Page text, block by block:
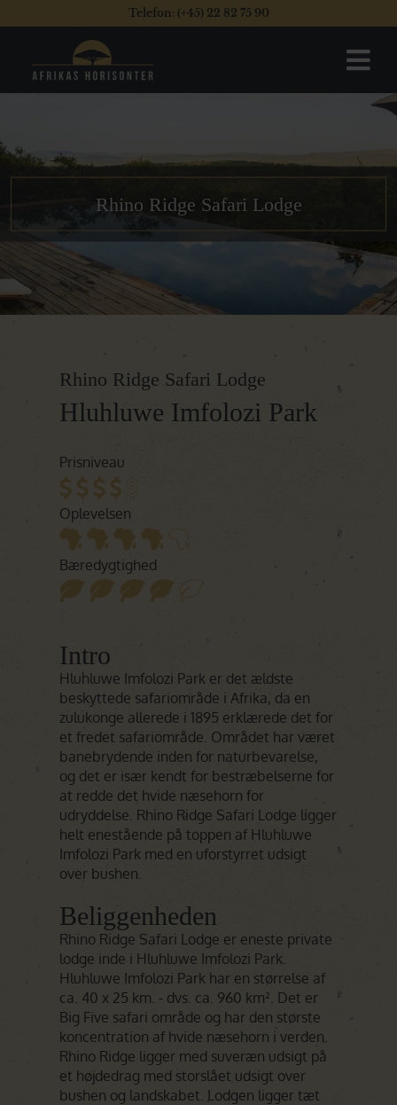
Telefon: (+45) 22 82 75 90
Rhino Ridge Safari Lodge
Rhino Ridge Safari Lodge
Hluhluwe Imfolozi Park
Prisniveau
Oplevelsen
Bæredygtighed
Intro
Hluhluwe Imfolozi Park er det ældste
beskyttede safariområde i Afrika, da en
zulukonge allerede i 1895 erklærede det for
et fredet safariområde. Området har været
banebrydende inden for naturbevarelse,
og det er især kendt for bestræbelserne for
at redde det hvide næsehorn for
udryddelse. Rhino Ridge Safari Lodge ligger
helt enestående på toppen af Hluhluwe
Imfolozi Park med en uforstyrret udsigt
over bushen.
Beliggenheden
Rhino Ridge Safari Lodge er eneste private
lodge inde i Hluhluwe Imfolozi Park.
Hluhluwe Imfolozi Park har en størrelse af
ca. 40 x 25 km. - dvs. ca. 960 km². Det er
Big Five safari område og har den største
koncentration af hvide næsehorn i verden.
Rhino Ridge ligger med suveræn udsigt på
et højdedrag med storslået udsigt over
bushen og landskabet. Lodgen ligger tæt